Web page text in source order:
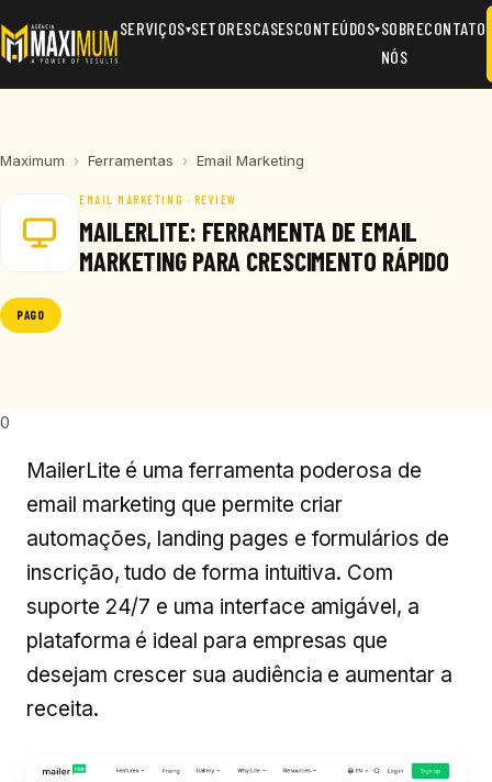
SERVIÇOS▾SETORESCASESCONTEÚDOS▾SOBRE
NÓS
CONTATO
Maximum › Ferramentas › Email Marketing
EMAIL MARKETING · REVIEW
MAILERLITE: FERRAMENTA DE EMAIL
MARKETING PARA CRESCIMENTO RÁPIDO
PAGO
0
MailerLite é uma ferramenta poderosa de
email marketing que permite criar
automações, landing pages e formulários de
inscrição, tudo de forma intuitiva. Com
suporte 24/7 e uma interface amigável, a
plataforma é ideal para empresas que
desejam crescer sua audiência e aumentar a
receita.